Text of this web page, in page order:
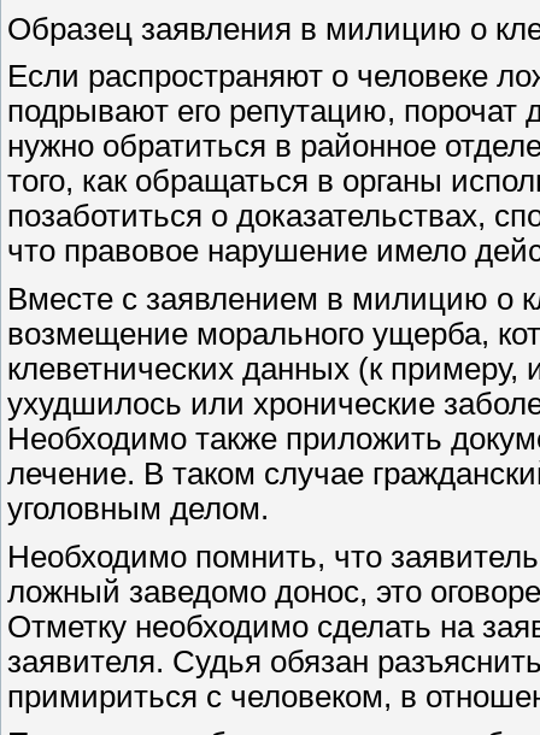
Образец заявления в милицию о
Если распространяют о человеке
подрывают его репутацию, порочат
нужно обратиться в районное
того, как обращаться в органы
позаботиться о доказательствах,
что правовое нарушение имело
Вместе с заявлением в милицию о
возмещение морального ущерба,
клеветнических данных (к примеру,
ухудшилось или хронические
Необходимо также приложить
лечение. В таком случае
уголовным делом.
Необходимо помнить, что
ложный заведомо донос, это
Отметку необходимо сделать на
заявителя. Судья обязан
примириться с человеком, в